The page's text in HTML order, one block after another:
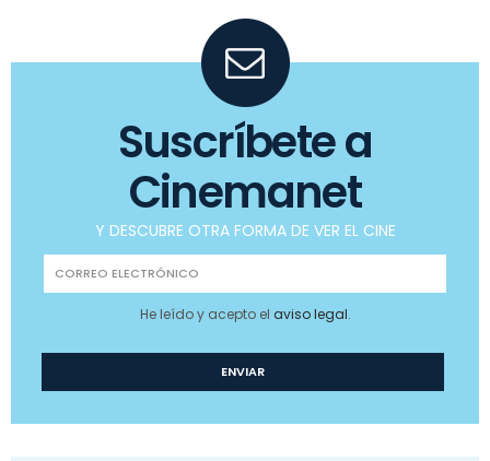
Suscríbete a
Cinemanet
Y DESCUBRE OTRA FORMA DE VER EL CINE
He leído y acepto el aviso legal.